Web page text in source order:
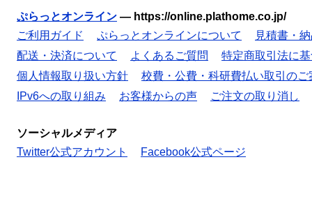
ぷらっとオンライン — https://online.plathome.co.jp/
ご利用ガイド
ぷらっとオンラインについて
見積書・
配送・決済について
よくあるご質問
特定商取引法に
個人情報取り扱い方針
校費・公費・科研費払い取引のご
IPv6への取り組み
お客様からの声 ご注文の取り消し
ソーシャルメディア
Twitter公式アカウント
Facebook公式ページ